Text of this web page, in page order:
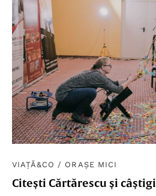
VIAȚĂ&CO / ORAȘE MICI
Citești Cărtărescu și câștigi